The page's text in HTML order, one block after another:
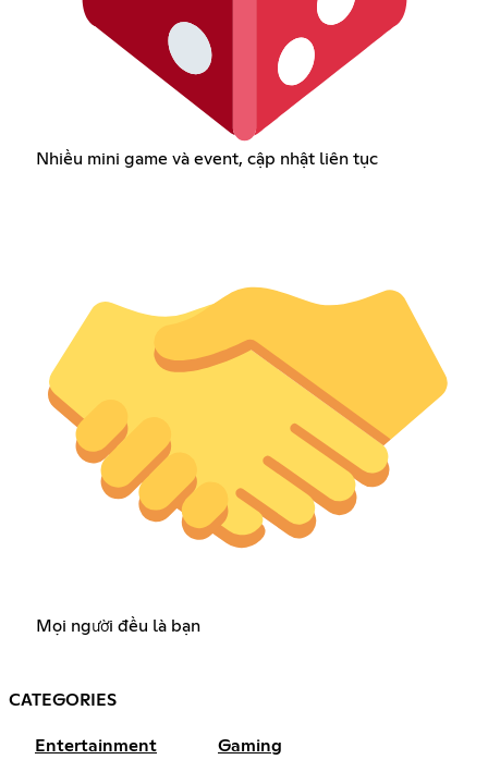
Nhiều mini game và event, cập nhật liên tục
Mọi người đều là bạn
CATEGORIES
Entertainment Gaming